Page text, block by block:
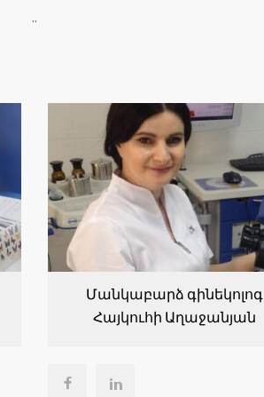
..
Մանկաբարձ գինեկոլոգ
Հայկուհի Աղաջանյան